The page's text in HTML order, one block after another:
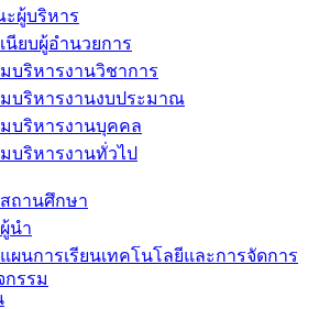
ผู้บริหาร
นียบผู้อำนวยการ
บริหารงานวิชาการ
บริหารงานงบประมาณ
บริหารงานบุคคล
บริหารงานทั่วไป
ถานศึกษา
นำ
ผนการเรียนเทคโนโลยีและการจัดการ
กรรม